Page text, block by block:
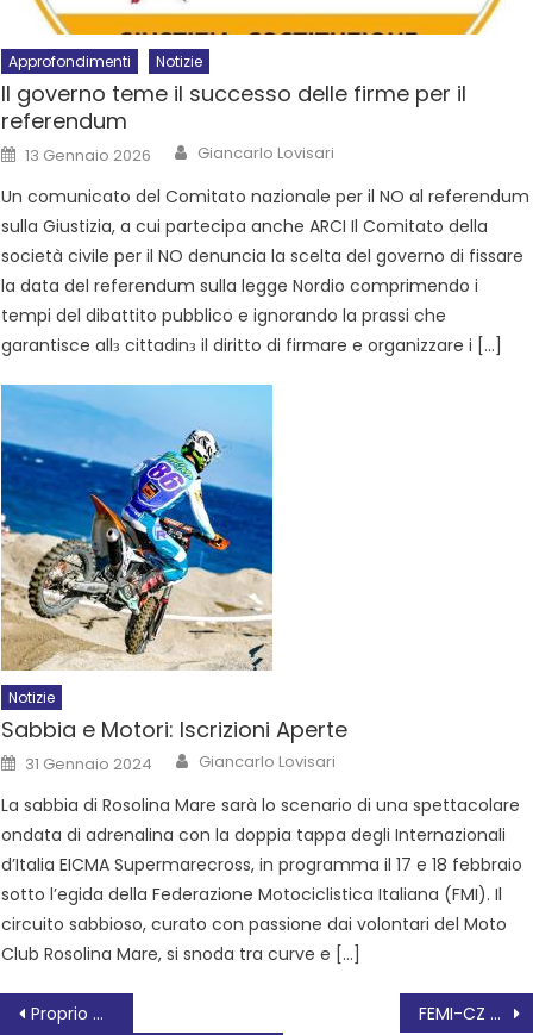
Approfondimenti Notizie
Il governo teme il successo delle firme per il
referendum
13 Gennaio 2026 Giancarlo Lovisari
Un comunicato del Comitato nazionale per il NO al referendum
sulla Giustizia, a cui partecipa anche ARCI Il Comitato della
società civile per il NO denuncia la scelta del governo di fissare
la data del referendum sulla legge Nordio comprimendo i
tempi del dibattito pubblico e ignorando la prassi che
garantisce allз cittadinз il diritto di firmare e organizzare i […]
Notizie
Sabbia e Motori: Iscrizioni Aperte
31 Gennaio 2024 Giancarlo Lovisari
La sabbia di Rosolina Mare sarà lo scenario di una spettacolare
ondata di adrenalina con la doppia tappa degli Internazionali
d’Italia EICMA Supermarecross, in programma il 17 e 18 febbraio
sotto l’egida della Federazione Motociclistica Italiana (FMI). Il
circuito sabbioso, curato con passione dai volontari del Moto
Club Rosolina Mare, si snoda tra curve e […]
Proprio Oggi 14 settembre FEMI-CZ RRD: I ROSSOBLÙ PER L’AMICHEVOLE PRE-SEASON CONTRO IL PETRARCA RUGBY